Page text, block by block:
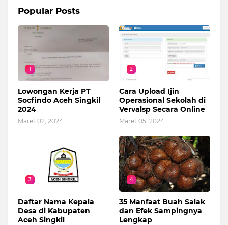
Popular Posts
1
Lowongan Kerja PT
Socfindo Aceh Singkil
2024
Maret 02, 2024
2
Cara Upload Ijin
Operasional Sekolah di
Vervalsp Secara Online
Maret 05, 2024
3
Daftar Nama Kepala
Desa di Kabupaten
Aceh Singkil
4
35 Manfaat Buah Salak
dan Efek Sampingnya
Lengkap